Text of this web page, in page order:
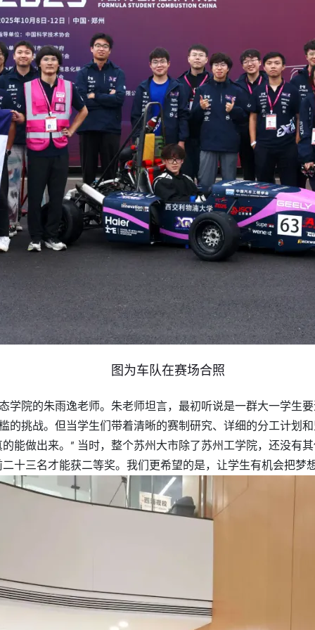
图为车队在赛场合照
学院的朱雨逸老师。朱老师坦言，最初听说是一群大一学生
的挑战。但当学生们带着清晰的赛制研究、详细的分工计划
能做出来。” 当时，整个苏州大市除了苏州工学院，还没有
十三名才能获二等奖。我们更希望的是，让学生有机会把梦